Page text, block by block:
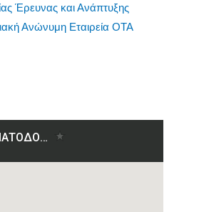
Έρευνας και Ανάπτυξης
Ανώνυμη Εταιρεία ΟΤΑ